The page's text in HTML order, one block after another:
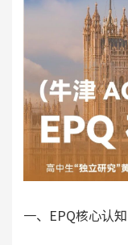
一、EPQ核心认知